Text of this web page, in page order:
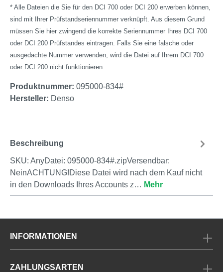
* Alle Dateien die Sie für den DCI 700 oder DCI 200 erwerben können,
sind mit Ihrer Prüfstandseriennummer verknüpft. Aus diesem Grund
müssen Sie hier zwingend die korrekte Seriennummer Ihres DCI 700
oder DCI 200 Prüfstandes eintragen. Falls Sie eine falsche oder
ausgedachte Nummer verwenden, wird die Datei auf Ihrem DCI 700
oder DCI 200 nicht funktionieren.
Produktnummer: 095000-834#
Hersteller: Denso
Beschreibung
SKU: AnyDatei: 095000-834#.zipVersendbar:
NeinACHTUNG!Diese Datei wird nach dem Kauf nicht
in den Downloads Ihres Accounts z… Mehr
INFORMATIONEN
ZAHLUNGSARTEN